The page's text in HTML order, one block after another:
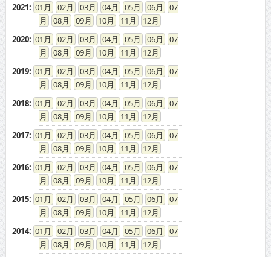
2021: 01 02 03 04 05 06
07
08
09 10 11
12
2020: 01 02 03 04 05 06
07
08
09 10 11
12
2019: 01 02 03 04 05 06
07
08
09 10 11
12
2018: 01 02 03 04 05 06
07
08
09 10 11
12
2017: 01 02 03 04 05 06
07
08
09 10 11
12
2016: 01 02 03 04 05 06
07
08
09 10 11
12
2015: 01 02 03 04 05 06
07
08
09 10 11
12
2014: 01 02 03 04 05 06
07
08
09 10 11
12